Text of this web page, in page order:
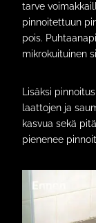
tarve
pinnoitettuun
pois.
mikrokuituinen
Lisäksi
laattojen ja
kasvua sekä
pienenee